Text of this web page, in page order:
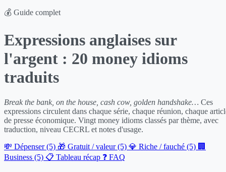
💰 Guide complet
Expressions anglaises sur
l'argent : 20 money idioms
traduits
Break the bank, on the house, cash cow, golden handshake… Ces
expressions circulent dans chaque série, chaque réunion, chaque
de presse économique. Vingt money idioms classés par thème, avec
traduction, niveau CECRL et notes d'usage.
💸 Dépenser (5) 🎁 Gratuit / valeur (5) 💎 Riche / fauché (5) 🏢
Business (5) 📋 Tableau récap ❓ FAQ